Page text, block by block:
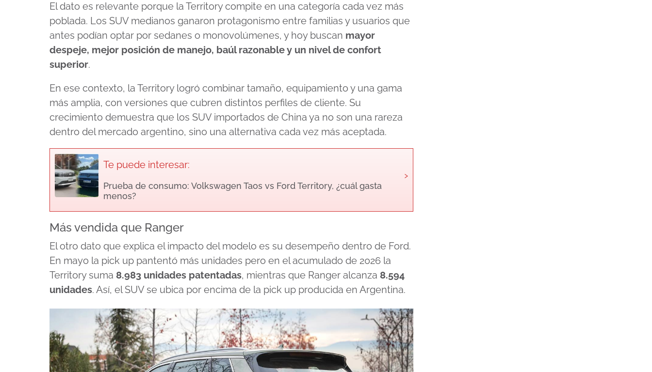
El dato es relevante porque la Territory compite en una categoría cada vez más
poblada. Los SUV medianos ganaron protagonismo entre familias y usuarios que
antes podían optar por sedanes o monovolúmenes, y hoy buscan mayor
despeje, mejor posición de manejo, baúl razonable y un nivel de confort
superior.
En ese contexto, la Territory logró combinar tamaño, equipamiento y una gama
más amplia, con versiones que cubren distintos perfiles de cliente. Su
crecimiento demuestra que los SUV importados de China ya no son una rareza
dentro del mercado argentino, sino una alternativa cada vez más aceptada.
Te puede interesar:
Prueba de consumo: Volkswagen Taos vs Ford Territory, ¿cuál gasta
menos?
›
Más vendida que Ranger
El otro dato que explica el impacto del modelo es su desempeño dentro de Ford.
En mayo la pick up pantentó más unidades pero en el acumulado de 2026 la
Territory suma 8.983 unidades patentadas, mientras que Ranger alcanza 8.594
unidades. Así, el SUV se ubica por encima de la pick up producida en Argentina.